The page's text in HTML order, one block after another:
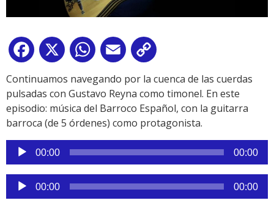
Facebook
X WhatsApp
Email
Link
Continuamos navegando por la cuenca de las cuerdas
pulsadas con Gustavo Reyna como timonel. En este
episodio: música del Barroco Español, con la guitarra
barroca (de 5 órdenes) como protagonista.
Reproductor
de
audio
00:00 00:00
Reproductor
de
00:00 00:00